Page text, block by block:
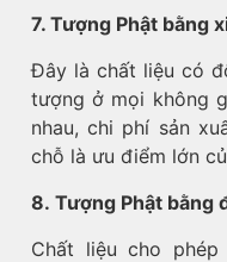
7. Tượng Phật bằng
Đây là chất liệu có
tượng ở mọi không
nhau, chi phí sản
chỗ là ưu điểm lớn
8. Tượng Phật bằng
Chất liệu cho